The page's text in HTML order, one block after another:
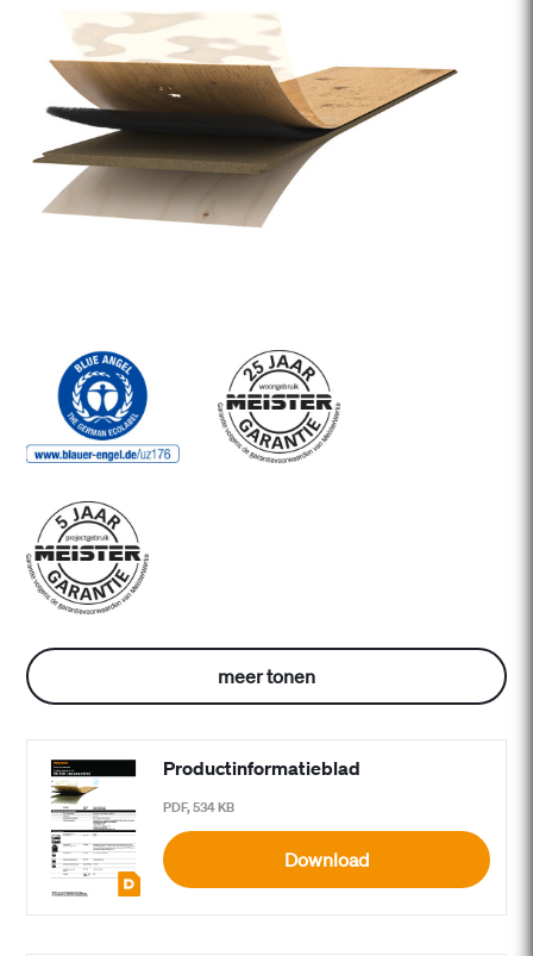
meer tonen
Productinformatieblad
PDF, 534 KB
Download